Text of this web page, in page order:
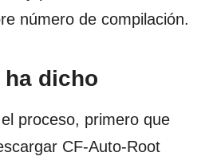
número de compilación.
ha dicho
proceso, primero que
CF-Auto-Root